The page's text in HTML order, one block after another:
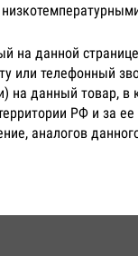
на данной
или телефонный
на данный товар, в
РФ и за
аналогов